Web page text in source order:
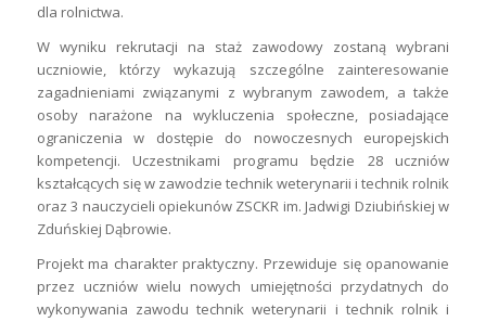
dla rolnictwa.
W wyniku rekrutacji na staż zawodowy zostaną wybrani
uczniowie, którzy wykazują szczególne zainteresowanie
zagadnieniami związanymi z wybranym zawodem, a także
osoby narażone na wykluczenia społeczne, posiadające
ograniczenia w dostępie do nowoczesnych europejskich
kompetencji. Uczestnikami programu będzie 28 uczniów
kształcących się w zawodzie technik weterynarii i technik rolnik
oraz 3 nauczycieli opiekunów ZSCKR im. Jadwigi Dziubińskiej w
Zduńskiej Dąbrowie.
Projekt ma charakter praktyczny. Przewiduje się opanowanie
przez uczniów wielu nowych umiejętności przydatnych do
wykonywania zawodu technik weterynarii i technik rolnik i